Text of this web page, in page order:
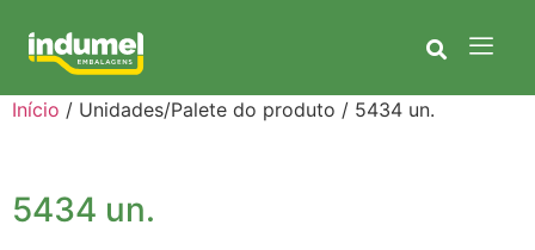
Início / Unidades/Palete do produto / 5434 un.
5434 un.